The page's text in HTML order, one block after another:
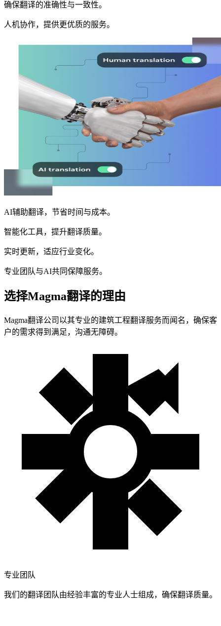
确保翻译的准确性与一致性。
人机协作，提供更优质的服务。
AI辅助翻译，节省时间与成本。
智能化工具，提升翻译质量。
实时更新，适应行业变化。
专业团队与AI共同保障服务。
选择Magma翻译的理由
Magma翻译公司以其专业的建筑工程翻译服务而闻名，确保客
户的需求得到满足，沟通无障碍。
专业团队
我们的翻译团队由经验丰富的专业人士组成，确保翻译质量。